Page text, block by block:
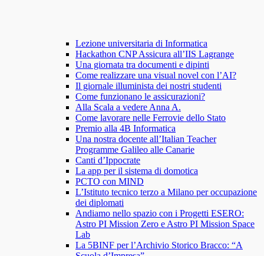
Lezione universitaria di Informatica
Hackathon CNP Assicura all’IIS Lagrange
Una giornata tra documenti e dipinti
Come realizzare una visual novel con l’AI?
Il giornale illuminista dei nostri studenti
Come funzionano le assicurazioni?
Alla Scala a vedere Anna A.
Come lavorare nelle Ferrovie dello Stato
Premio alla 4B Informatica
Una nostra docente all’Italian Teacher
Programme Galileo alle Canarie
Canti d’Ippocrate
La app per il sistema di domotica
PCTO con MIND
L’Istituto tecnico terzo a Milano per occupazione
dei diplomati
Andiamo nello spazio con i Progetti ESERO:
Astro PI Mission Zero e Astro PI Mission Space
Lab
La 5BINF per l’Archivio Storico Bracco: “A